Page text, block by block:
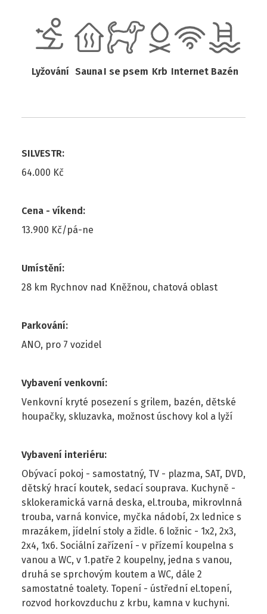
Lyžování SaunaI se psem Krb Internet Bazén
SILVESTR:
64.000 Kč
Cena - víkend:
13.900 Kč/pá-ne
Umístění:
28 km Rychnov nad Kněžnou, chatová oblast
Parkování:
ANO, pro 7 vozidel
Vybavení venkovní:
Venkovní kryté posezení s grilem, bazén, dětské
houpačky, skluzavka, možnost úschovy kol a lyží
Vybavení interiéru:
Obývací pokoj - samostatný, TV - plazma, SAT, DVD,
dětský hrací koutek, sedací souprava. Kuchyně -
sklokeramická varná deska, el.trouba, mikrovlnná
trouba, varná konvice, myčka nádobí, 2x lednice s
mrazákem, jídelní stoly a židle. 6 ložnic - 1x2, 2x3,
2x4, 1x6. Sociální zařízení - v přízemí koupelna s
vanou a WC, v 1.patře 2 koupelny, jedna s vanou,
druhá se sprchovým koutem a WC, dále 2
samostatné toalety. Topení - ústřední el.topení,
rozvod horkovzduchu z krbu, kamna v kuchyni.